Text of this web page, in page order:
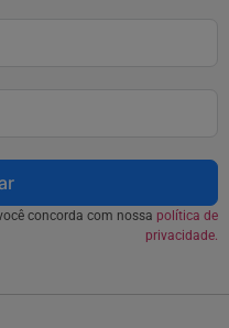
concorda com nossa política de
privacidade.